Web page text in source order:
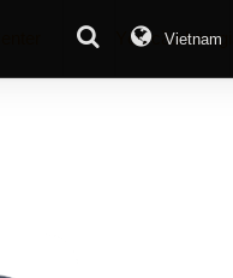
Vietnam
Yêu cầu báo giá